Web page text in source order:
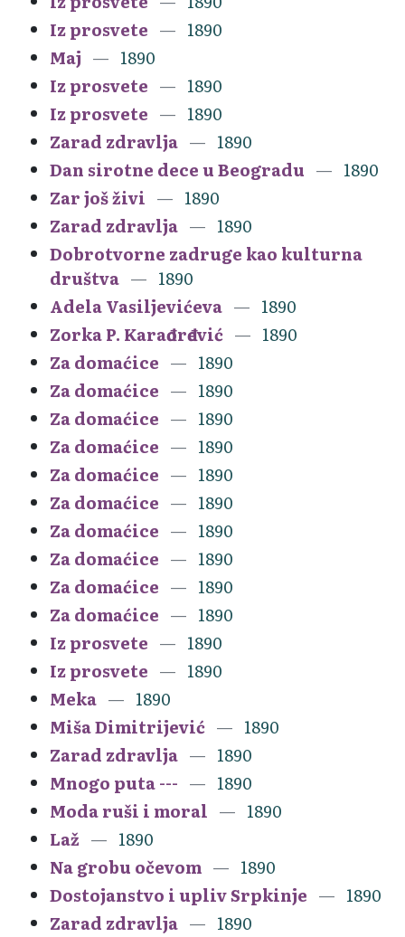
Iz prosvete
1890
Maj
1890
Iz prosvete
1890
Iz prosvete
1890
Zarad zdravlja
1890
Dan sirotne dece u Beogradu
1890
Zar još živi
1890
Zarad zdravlja
1890
Dobrotvorne zadruge kao kulturna
društva
1890
Adela Vasiljevićeva
1890
Zorka P. Karađorđević
1890
Za domaćice
1890
Za domaćice
1890
Za domaćice
1890
Za domaćice
1890
Za domaćice
1890
Za domaćice
1890
Za domaćice
1890
Za domaćice
1890
Za domaćice
1890
Za domaćice
1890
Iz prosvete
1890
Iz prosvete
1890
Meka
1890
Miša Dimitrijević
1890
Zarad zdravlja
1890
Mnogo puta ---
1890
Moda ruši i moral
1890
Laž
1890
Na grobu očevom
1890
Dostojanstvo i upliv Srpkinje
1890
Zarad zdravlja
1890